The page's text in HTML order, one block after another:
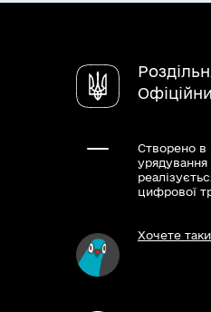
Створено в
урядування
цифрової
Хочете